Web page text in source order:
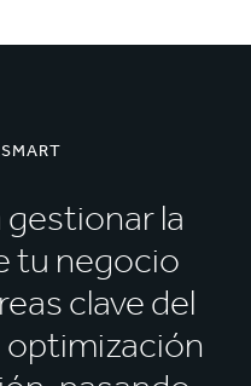
gestionar la
tu negocio
clave del
optimización